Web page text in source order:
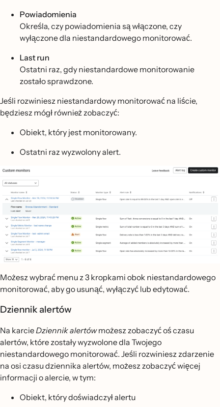
Powiadomienia
Określa, czy powiadomienia są włączone, czy
wyłączone dla niestandardowego monitorować.
Last run
Ostatni raz, gdy niestandardowe monitorowanie
zostało sprawdzone.
Jeśli rozwiniesz niestandardowy monitorować na liście,
będziesz mógł również zobaczyć:
Obiekt, który jest monitorowany.
Ostatni raz wyzwolony alert.
Możesz wybrać menu z 3 kropkami obok niestandardowego
monitorować, aby go usunąć, wyłączyć lub edytować.
Dziennik alertów
Na karcieDziennik alertówmożesz zobaczyć oś czasu
alertów, które zostały wyzwolone dla Twojego
niestandardowego monitorować. Jeśli rozwiniesz zdarzenie
na osi czasu dziennika alertów, możesz zobaczyć więcej
informacji o alercie, w tym:
Obiekt, który doświadczył alertu